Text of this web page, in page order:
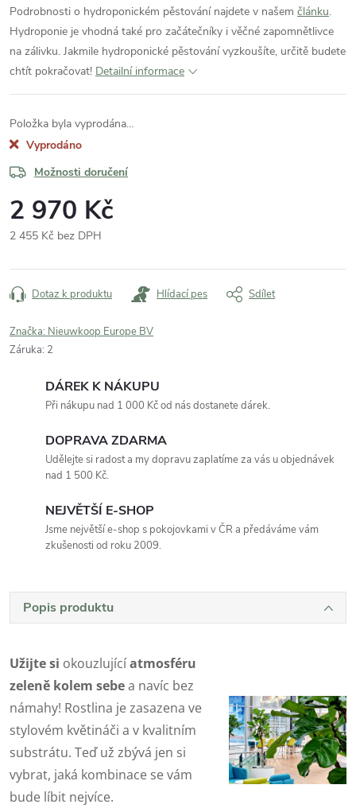
Podrobnosti o hydroponickém pěstování najdete v našem článku.
Hydroponie je vhodná také pro začátečníky i věčné zapomnětlivce
na zálivku. Jakmile hydroponické pěstování vyzkoušíte, určitě budete
chtít pokračovat! Detailní informace
Položka byla vyprodána…
Vyprodáno
Možnosti doručení
2 970 Kč
2 455 Kč bez DPH
cena:
Dotaz k produktu Hlídací pes Sdílet
Značka: Nieuwkoop Europe BV
Záruka: 2
DÁREK K NÁKUPU
Při nákupu nad 1 000 Kč od nás dostanete dárek.
DOPRAVA ZDARMA
Udělejte si radost a my dopravu zaplatíme za vás u objednávek
nad 1 500 Kč.
NEJVĚTŠÍ E-SHOP
Jsme největší e-shop s pokojovkami v ČR a předáváme vám
zkušenosti od roku 2009.
Popis produktu
Užijte si okouzlujícíatmosféru
zeleně kolem sebea navíc bez
námahy! Rostlina je zasazena ve
stylovém květináči a v kvalitním
substrátu. Teď už zbývá jen si
vybrat, jaká kombinace se vám
bude líbit nejvíce.